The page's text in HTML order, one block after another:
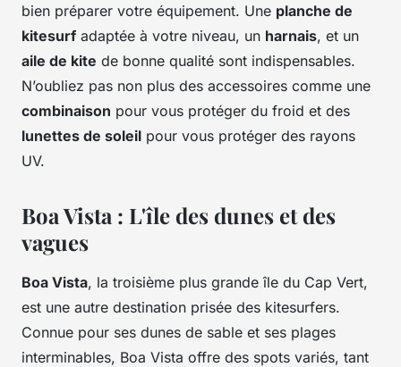
bien préparer votre équipement. Une planche de
kitesurf adaptée à votre niveau, un harnais, et un
aile de kite de bonne qualité sont indispensables.
N’oubliez pas non plus des accessoires comme une
combinaison pour vous protéger du froid et des
lunettes de soleil pour vous protéger des rayons
UV.
Boa Vista : L'île des dunes et des
vagues
Boa Vista, la troisième plus grande île du Cap Vert,
est une autre destination prisée des kitesurfers.
Connue pour ses dunes de sable et ses plages
interminables, Boa Vista offre des spots variés, tant